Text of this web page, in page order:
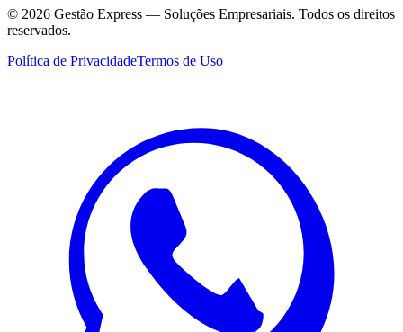
© 2026 Gestão Express — Soluções Empresariais. Todos os direitos
reservados.
Política de PrivacidadeTermos de Uso